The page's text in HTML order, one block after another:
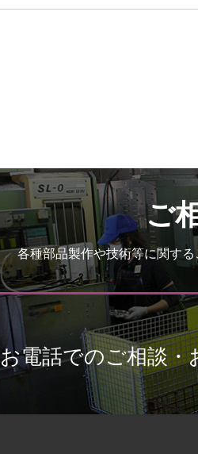
ご
各種部品製作や技術等に関す
お電話でのご相談・